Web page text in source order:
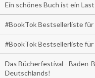
Ein schönes Buch ist ein
#BookTok Bestsellerliste
#BookTok Bestsellerliste
Das Bücherfestival - Baden-
Deutschlands!